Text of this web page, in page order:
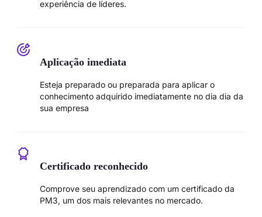
experiência de líderes.
Aplicação imediata
Esteja preparado ou preparada para aplicar o
conhecimento adquirido imediatamente no dia dia da
sua empresa
Certificado reconhecido
Comprove seu aprendizado com um certificado da
PM3, um dos mais relevantes no mercado.